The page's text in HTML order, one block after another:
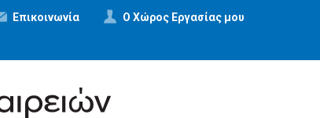
Επικοινωνία Ο Χώρος Εργασίας μου